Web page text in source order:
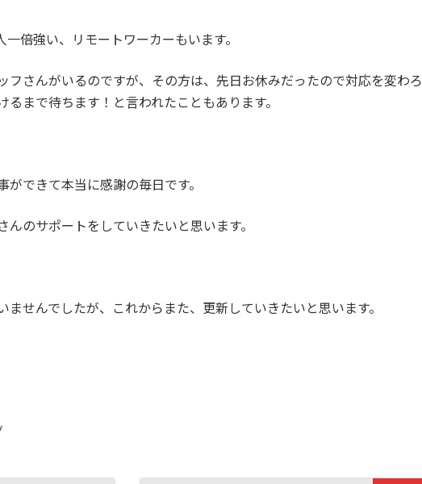
倍強い、リモートワーカーもいます。
フさんがいるのですが、その方は、先日お休みだったので対応を変わろ
るまで待ちます！と言われたこともあります。
できて本当に感謝の毎日です。
んのサポートをしていきたいと思います。
ませんでしたが、これからまた、更新していきたいと思います。